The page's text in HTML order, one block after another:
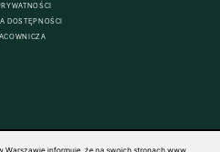
DOSTĘPNOŚCI
Warszawie informuje, że na swoich stronach www